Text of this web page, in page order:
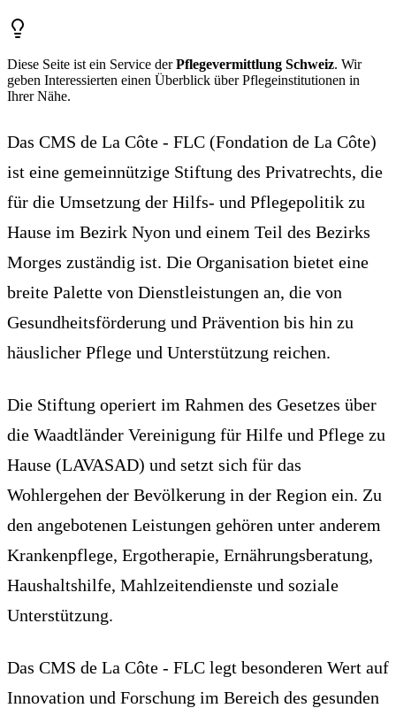
Diese Seite ist ein Service derPflegevermittlung Schweiz. Wir
geben Interessierten einen Überblick über Pflegeinstitutionen in
Ihrer Nähe.
Das CMS de La Côte - FLC (Fondation de La Côte)
ist eine gemeinnützige Stiftung des Privatrechts, die
für die Umsetzung der Hilfs- und Pflegepolitik zu
Hause im Bezirk Nyon und einem Teil des Bezirks
Morges zuständig ist. Die Organisation bietet eine
breite Palette von Dienstleistungen an, die von
Gesundheitsförderung und Prävention bis hin zu
häuslicher Pflege und Unterstützung reichen.
Die Stiftung operiert im Rahmen des Gesetzes über
die Waadtländer Vereinigung für Hilfe und Pflege zu
Hause (LAVASAD) und setzt sich für das
Wohlergehen der Bevölkerung in der Region ein. Zu
den angebotenen Leistungen gehören unter anderem
Krankenpflege, Ergotherapie, Ernährungsberatung,
Haushaltshilfe, Mahlzeitendienste und soziale
Unterstützung.
Das CMS de La Côte - FLC legt besonderen Wert auf
Innovation und Forschung im Bereich des gesunden